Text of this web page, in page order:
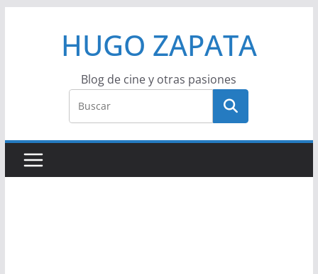
HUGO ZAPATA
Blog de cine y otras pasiones